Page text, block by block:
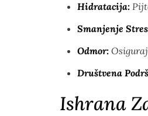
Hidratacija:
Smanjenje
Odmor:
Društvena
Ishrana